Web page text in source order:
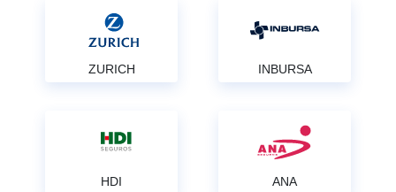
ZURICH INBURSA
HDI ANA